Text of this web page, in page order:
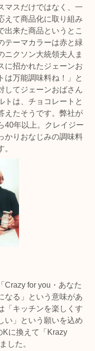
マスだけではなく、一
えて商品化に取り組み
出来た商品というとこ
テーマカラーは赤と緑
ニクソン大統領夫人ま
に招かれたジェーンお
は万能調味料ね！」と
してジェーンおばさん
トは、チョコレートと
えたそうです。弊社が
40年以上。クレイジー
かりおなじみの調味料
Crazy for you・あなた
なる」という意味があ
「キッチンを楽しくす
い」という願いを込め
Kに換えて「Krazy
した。